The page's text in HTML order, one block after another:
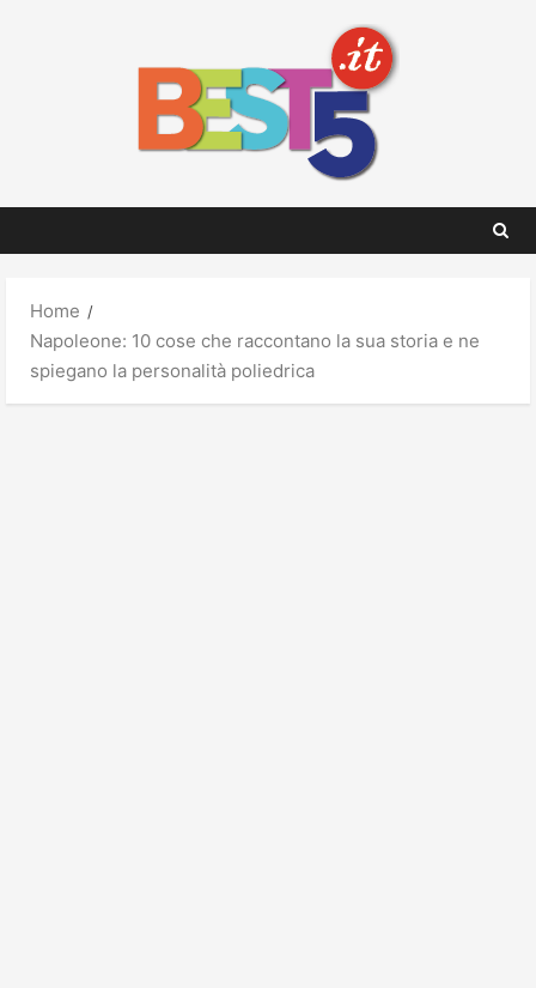
Home
Napoleone: 10 cose che raccontano la sua storia e ne
spiegano la personalità poliedrica